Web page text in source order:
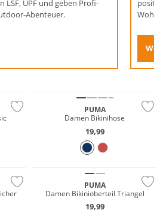
LSF, UPF und geben Profi-
Abenteuer.
PUMA
Damen Bikinihose
19,99
PUMA
Damen Bikinioberteil Triangel
19,99